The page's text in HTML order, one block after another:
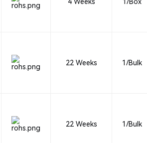
22 Weeks 1/Bulk
22 Weeks 1/Bulk